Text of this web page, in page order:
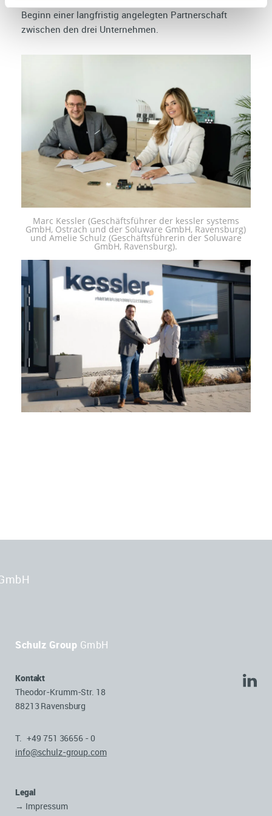
Beginn einer langfristig angelegten Partnerschaft
zwischen den drei Unternehmen.
Marc Kessler (Geschäftsführer der kessler systems
GmbH, Ostrach und der Soluware GmbH, Ravensburg)
und Amelie Schulz (Geschäftsführerin der Soluware
GmbH, Ravensburg).
Schulz Group GmbH
Kontakt
Theodor-Krumm-Str. 18
88213 Ravensburg
T. +49 751 36656 - 0
info@schulz-group.com
Legal
→ Impressum